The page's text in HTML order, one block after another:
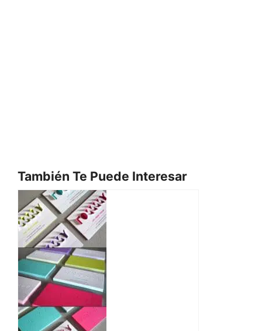
También Te Puede Interesar